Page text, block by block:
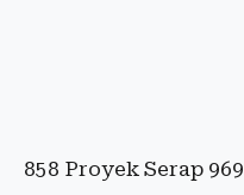
858 Proyek Serap